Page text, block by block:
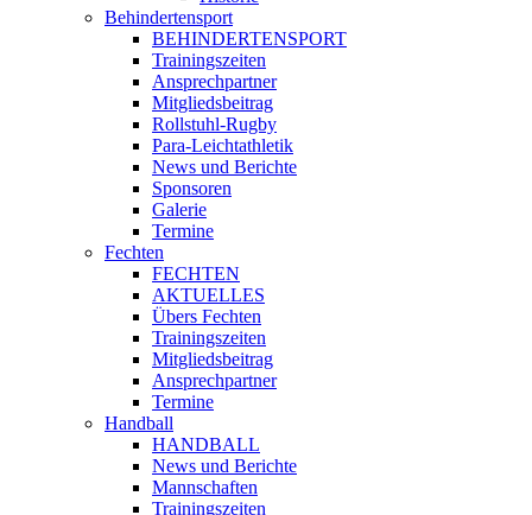
Behindertensport
BEHINDERTENSPORT
Trainingszeiten
Ansprechpartner
Mitgliedsbeitrag
Rollstuhl-Rugby
Para-Leichtathletik
News und Berichte
Sponsoren
Galerie
Termine
Fechten
FECHTEN
AKTUELLES
Übers Fechten
Trainingszeiten
Mitgliedsbeitrag
Ansprechpartner
Termine
Handball
HANDBALL
News und Berichte
Mannschaften
Trainingszeiten